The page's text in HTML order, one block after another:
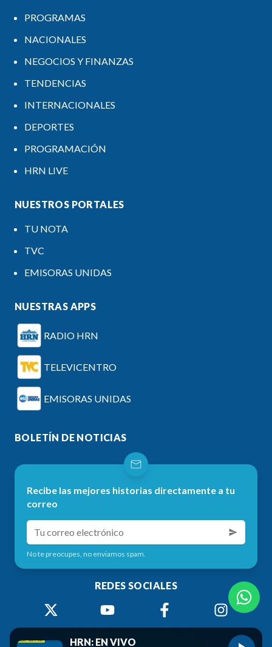
PROGRAMAS
NACIONALES
NEGOCIOS Y FINANZAS
TENDENCIAS
INTERNACIONALES
DEPORTES
PROGRAMACIÓN
HRN LIVE
NUESTROS PORTALES
TU NOTA
TVC
EMISORAS UNIDAS
NUESTRAS APPS
RADIO HRN
TELEVICENTRO
EMISORAS UNIDAS
BOLETÍN DE NOTICIAS
Recibe las mejores historias directamente a tu
correo
No te preocupes, no enviamos spam.
REDES SOCIALES
HRN: EN VIVO